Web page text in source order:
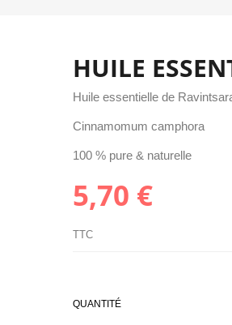
HUILE
Huile essentielle de
Cinnamomum camphora
100 % pure & naturelle
5,70 €
TTC
QUANTITÉ